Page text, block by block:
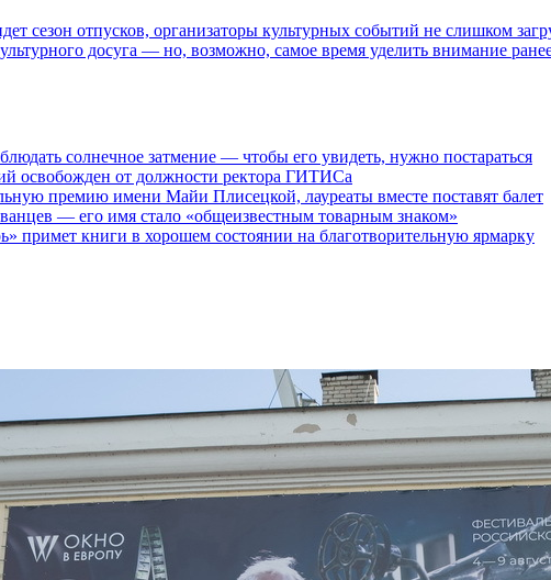
сезон отпусков, организаторы культурных событий не слишком
досуга — но, возможно, самое время уделить внимание
солнечное затмение — чтобы его увидеть, нужно постараться
освобожден от должности ректора ГИТИСа
премию имени Майи Плисецкой, лауреаты вместе поставят балет
— его имя стало «общеизвестным товарным знаком»
примет книги в хорошем состоянии на благотворительную ярмарку